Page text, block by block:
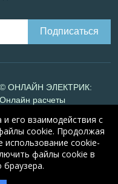
© ОНЛАЙН ЭЛЕКТРИК:
Онлайн расчеты
Online-electric.ru, 2008-
2026
© А.Н. Алюнов, 2008-2026
Свидетельство №16066
его взаимодействия с
cookie. Продолжая
cookie-
файлы cookie в